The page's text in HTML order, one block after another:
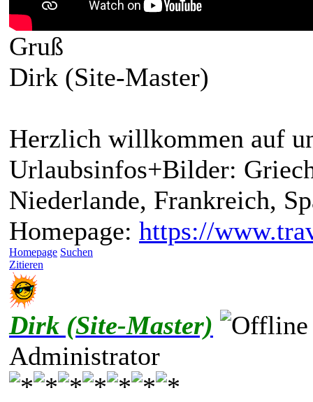
Gruß
Dirk (Site-Master)
Herzlich willkommen auf
Urlaubsinfos+Bilder:
Niederlande, Frankreich,
Homepage: https://
Homepage Suchen
Zitieren
Dirk (Site-Master)
Administrator